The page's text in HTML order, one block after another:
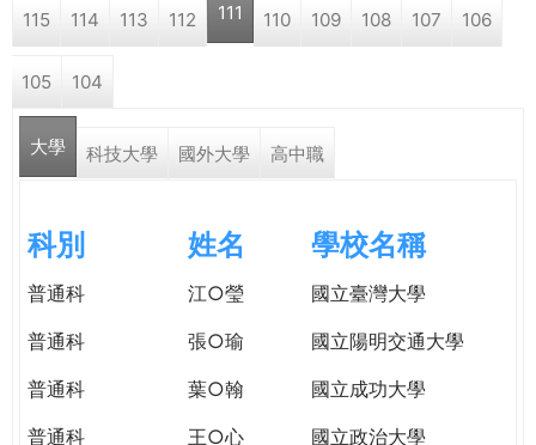
學
格。
a
r
e
e
r
e
115 114 113 112 111 110 109 108 107 106
105 104
大學 科技大學 國外大學 高中職
科別 姓名 學校名稱
普通科 江○瑩
國立臺灣大學
普通科
張○瑜
國立陽明交通大學
普通科
葉○翰
國立成功大學
普通科
王○心
國立政治大學